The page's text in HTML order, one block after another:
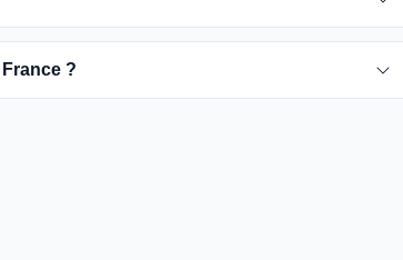
spécifique.
la disponibilité de la fibre dans votre
proposent des offres de migration vers
?